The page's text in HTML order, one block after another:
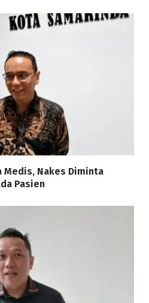
Medis, Nakes Diminta
Pasien